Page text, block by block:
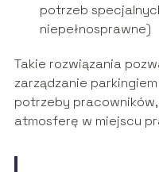
potrzeb
niepełnosprawne)
Takie rozwiązania
zarządzanie
potrzeby
atmosferę w miejscu